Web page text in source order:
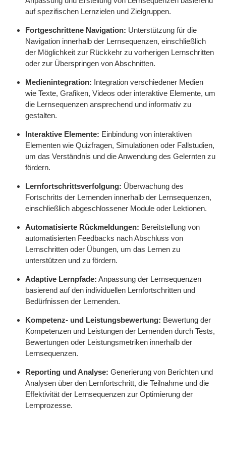
auf spezifischen Lernzielen und Zielgruppen.
Fortgeschrittene Navigation: Unterstützung für die
Navigation innerhalb der Lernsequenzen, einschließlich
der Möglichkeit zur Rückkehr zu vorherigen Lernschritten
oder zur Überspringen von Abschnitten.
Medienintegration: Integration verschiedener Medien
wie Texte, Grafiken, Videos oder interaktive Elemente, um
die Lernsequenzen ansprechend und informativ zu
gestalten.
Interaktive Elemente: Einbindung von interaktiven
Elementen wie Quizfragen, Simulationen oder Fallstudien,
um das Verständnis und die Anwendung des Gelernten zu
fördern.
Lernfortschrittsverfolgung: Überwachung des
Fortschritts der Lernenden innerhalb der Lernsequenzen,
einschließlich abgeschlossener Module oder Lektionen.
Automatisierte Rückmeldungen: Bereitstellung von
automatisierten Feedbacks nach Abschluss von
Lernschritten oder Übungen, um das Lernen zu
unterstützen und zu fördern.
Adaptive Lernpfade: Anpassung der Lernsequenzen
basierend auf den individuellen Lernfortschritten und
Bedürfnissen der Lernenden.
Kompetenz- und Leistungsbewertung: Bewertung der
Kompetenzen und Leistungen der Lernenden durch Tests,
Bewertungen oder Leistungsmetriken innerhalb der
Lernsequenzen.
Reporting und Analyse: Generierung von Berichten und
Analysen über den Lernfortschritt, die Teilnahme und die
Effektivität der Lernsequenzen zur Optimierung der
Lernprozesse.